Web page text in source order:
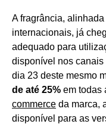
A fragrância,
internacionais, já
adequado para
disponível nos canais
dia 23 deste mesmo
de até 25% em todas
commerce da marca,
disponível para as